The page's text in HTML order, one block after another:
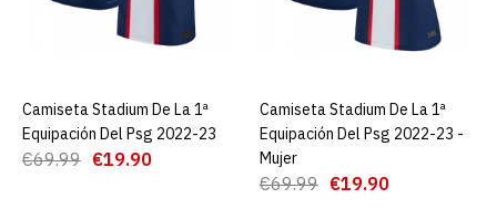
Camiseta Stadium De La 1ª
€69.99
AGREGAR AL CARRO
Camiseta Stadium De La 1ª
Equipación Del Psg 2022-23
€69.99 €19.90
AGREGAR AL CARRO
Camiseta Stadium De La 1ª
Equipación Del Psg 2022-23 -
Mujer
€69.99 €19.90